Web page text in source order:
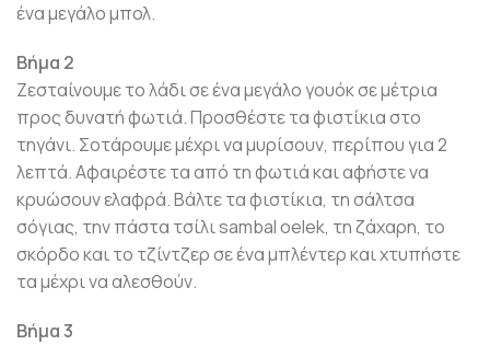
ένα μεγάλο μπολ.
Βήμα 2
Ζεσταίνουμε το λάδι σε ένα μεγάλο γουόκ σε μέτρια
προς δυνατή φωτιά. Προσθέστε τα φιστίκια στο
τηγάνι. Σοτάρουμε μέχρι να μυρίσουν, περίπου για 2
λεπτά. Αφαιρέστε τα από τη φωτιά και αφήστε να
κρυώσουν ελαφρά. Βάλτε τα φιστίκια, τη σάλτσα
σόγιας, την πάστα τσίλι sambal oelek, τη ζάχαρη, το
σκόρδο και το τζίντζερ σε ένα μπλέντερ και χτυπήστε
τα μέχρι να αλεσθούν.
Βήμα 3